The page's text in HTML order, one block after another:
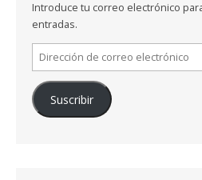
Introduce tu correo electrónico
entradas.
Dirección
de
correo
electrónico
Suscribir